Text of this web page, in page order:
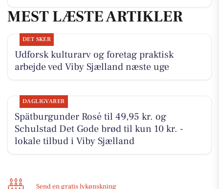
MEST LÆSTE ARTIKLER
DET SKER
Udforsk kulturarv og foretag praktisk
arbejde ved Viby Sjælland næste uge
DAGLIGVARER
Spätburgunder Rosé til 49,95 kr. og
Schulstad Det Gode brød til kun 10 kr. -
lokale tilbud i Viby Sjælland
Send en gratis lykønskning